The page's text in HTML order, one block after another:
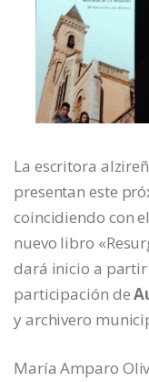
La escritora
presentan este
coincidiendo con
nuevo libro
dará inicio a partir
participación de
y archivero
María Amparo